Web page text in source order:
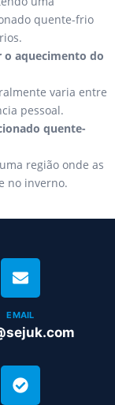
quente-frio
o aquecimento do
varia entre
pessoal.
quente-
região onde as
no inverno.
EMAIL